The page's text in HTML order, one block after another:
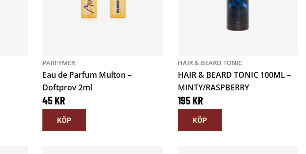
PARFYMER
Eau de Parfum Multon –
Doftprov 2ml
45KR
KÖP
HAIR & BEARD TONIC
HAIR & BEARD TONIC 100ML –
MINTY/RASPBERRY
195KR
KÖP